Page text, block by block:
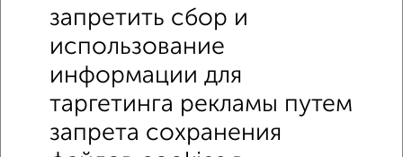
запретить сбор и
использование
информации для
таргетинга рекламы путем
запрета сохранения